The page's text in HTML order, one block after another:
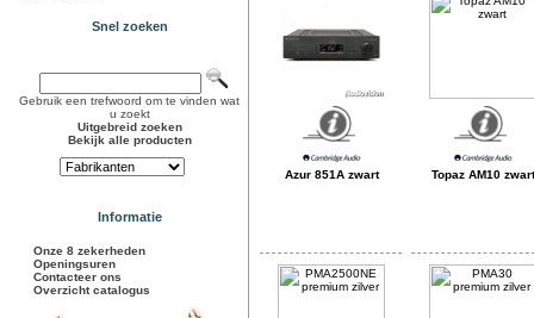
Snel zoeken
Gebruik een trefwoord om te vinden wat
u zoekt
Uitgebreid zoeken
Bekijk alle producten
Informatie
Onze 8 zekerheden
Openingsuren
Contacteer ons
Overzicht catalogus
Azur 851A zwart Topaz AM10 zwart